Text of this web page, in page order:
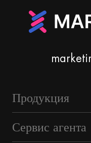
Продукция
Дом и сад
Сервис агента